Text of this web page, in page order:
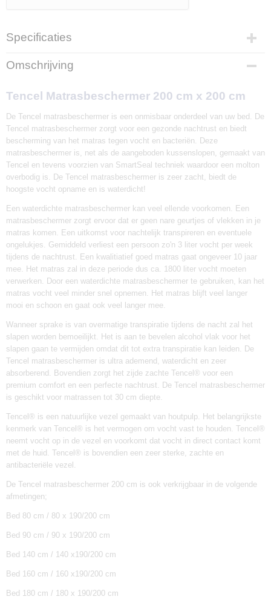
Specificaties
Productcode
PP03-200
8420687072664
Afmetingen (l,b,h)
200 x 200 x 30 cm
Omschrijving
Tencel Matrasbeschermer 200 cm x 200 cm
De Tencel matrasbeschermer is een onmisbaar onderdeel van uw bed. De
Tencel matrasbeschermer zorgt voor een gezonde nachtrust en biedt
bescherming van het matras tegen vocht en bacteriën. Deze
matrasbeschermer is, net als de aangeboden kussenslopen, gemaakt van
Tencel en tevens voorzien van SmartSeal techniek waardoor een molton
overbodig is. De Tencel matrasbeschermer is zeer zacht, biedt de
hoogste vocht opname en is waterdicht!
Een waterdichte matrasbeschermer kan veel ellende voorkomen. Een
matrasbeschermer zorgt ervoor dat er geen nare geurtjes of vlekken in je
matras komen. Een uitkomst voor nachtelijk transpireren en eventuele
ongelukjes. Gemiddeld verliest een persoon zo'n 3 liter vocht per week
tijdens de nachtrust. Een kwalitiatief goed matras gaat ongeveer 10 jaar
mee. Het matras zal in deze periode dus ca. 1800 liter vocht moeten
verwerken. Door een waterdichte matrasbeschermer te gebruiken, kan het
matras vocht veel minder snel opnemen. Het matras blijft veel langer
mooi en schoon en gaat ook veel langer mee.
Wanneer sprake is van overmatige transpiratie tijdens de nacht zal het
slapen worden bemoeilijkt. Het is aan te bevelen alcohol vlak voor het
slapen gaan te vermijden omdat dit tot extra transpiratie kan leiden. De
Tencel matrasbeschermer is ultra ademend, waterdicht en zeer
absorberend. Bovendien zorgt het zijde zachte Tencel® voor een
premium comfort en een perfecte nachtrust. De Tencel matrasbeschermer
is geschikt voor matrassen tot 30 cm diepte.
Tencel® is een natuurlijke vezel gemaakt van houtpulp. Het belangrijkste
kenmerk van Tencel® is het vermogen om vocht vast te houden. Tencel®
neemt vocht op in de vezel en voorkomt dat vocht in direct contact komt
met de huid. Tencel® is bovendien een zeer sterke, zachte en
antibacteriële vezel.
De Tencel matrasbeschermer 200 cm is ook verkrijgbaar in de volgende
afmetingen;
Bed 80 cm / 80 x 190/200 cm
Bed 90 cm / 90 x 190/200 cm
Bed 140 cm / 140 x190/200 cm
Bed 160 cm / 160 x190/200 cm
Bed 180 cm / 180 x 190/200 cm